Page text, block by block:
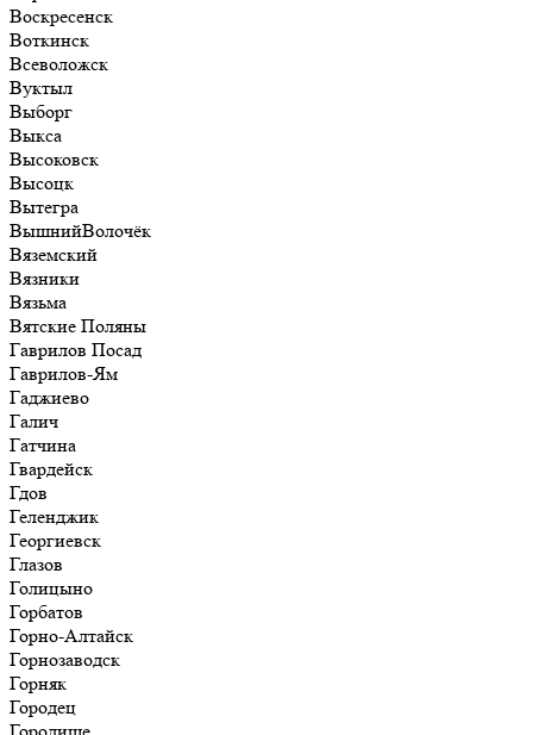
Воскресенск
Воткинск
Всеволожск
Вуктыл
Выборг
Выкса
Высоковск
Высоцк
Вытегра
ВышнийВолочёк
Вяземский
Вязники
Вязьма
Вятские Поляны
Гаврилов Посад
Гаврилов-Ям
Гаджиево
Галич
Гатчина
Гвардейск
Гдов
Геленджик
Георгиевск
Глазов
Голицыно
Горбатов
Горно-Алтайск
Горнозаводск
Горняк
Городец